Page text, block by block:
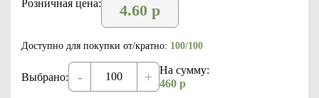
Розничная цена: 4.60 р
Доступно для покупки от/кратно: 100/100
Выбрано: - +
На сумму:
460 р